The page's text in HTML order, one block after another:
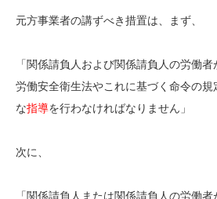
元方事業者の講ずべき措置は、まず、
「関係請負人および関係請負人の労働者
労働安全衛生法やこれに基づく命令の規
な指導を行わなければなりません」
次に、
「関係請負人または関係請負人の労働者